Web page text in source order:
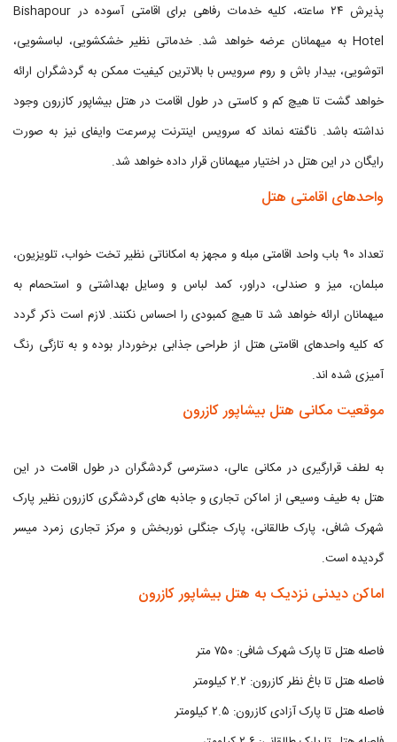
پذیرش ۲۴ ساعته، کلیه خدمات رفاهی برای اقامتی آسوده در Bishapour
Hotel به میهمانان عرضه خواهد شد. خدماتی نظیر خشکشویی، لباسشویی،
اتوشویی، بیدار باش و روم سرویس با بالاترین کیفیت ممکن به گردشگران ارائه
خواهد گشت تا هیچ کم و کاستی در طول اقامت در هتل بیشاپور کازرون وجود
نداشته باشد. ناگفته نماند که سرویس اینترنت پرسرعت وایفای نیز به صورت
رایگان در این هتل در اختیار میهمانان قرار داده خواهد شد.
واحدهای اقامتی هتل
تعداد ۹۰ باب واحد اقامتی مبله و مجهز به امکاناتی نظیر تخت خواب، تلویزیون،
مبلمان، میز و صندلی، دراور، کمد لباس و وسایل بهداشتی و استحمام به
میهمانان ارائه خواهد شد تا هیچ کمبودی را احساس نکنند. لازم است ذکر گردد
که کلیه واحدهای اقامتی هتل از طراحی جذابی برخوردار بوده و به تازگی رنگ
آمیزی شده اند.
موقعیت مکانی هتل بیشاپور کازرون
به لطف قرارگیری در مکانی عالی، دسترسی گردشگران در طول اقامت در این
هتل به طیف وسیعی از اماکن تجاری و جاذبه های گردشگری کازرون نظیر پارک
شهرک شافی، پارک طالقانی، پارک جنگلی نوربخش و مرکز تجاری زمرد میسر
گردیده است.
اماکن دیدنی نزدیک به هتل بیشاپور کازرون
فاصله هتل تا پارک شهرک شافی: ۷۵۰ متر
فاصله هتل تا باغ نظر کازرون: ۲.۲ کیلومتر
فاصله هتل تا پارک آزادی کازرون: ۲.۵ کیلومتر